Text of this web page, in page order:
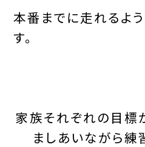
本番までに走れるよ
す。
家族それぞれの目標
ましあいながら練